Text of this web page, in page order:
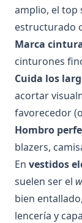
amplio, el top
estructurado
Marca
cinturones
Cuida los
acortar
favorecedor
Hombro
blazers,
En vestidos
suelen ser el
bien
lencería y